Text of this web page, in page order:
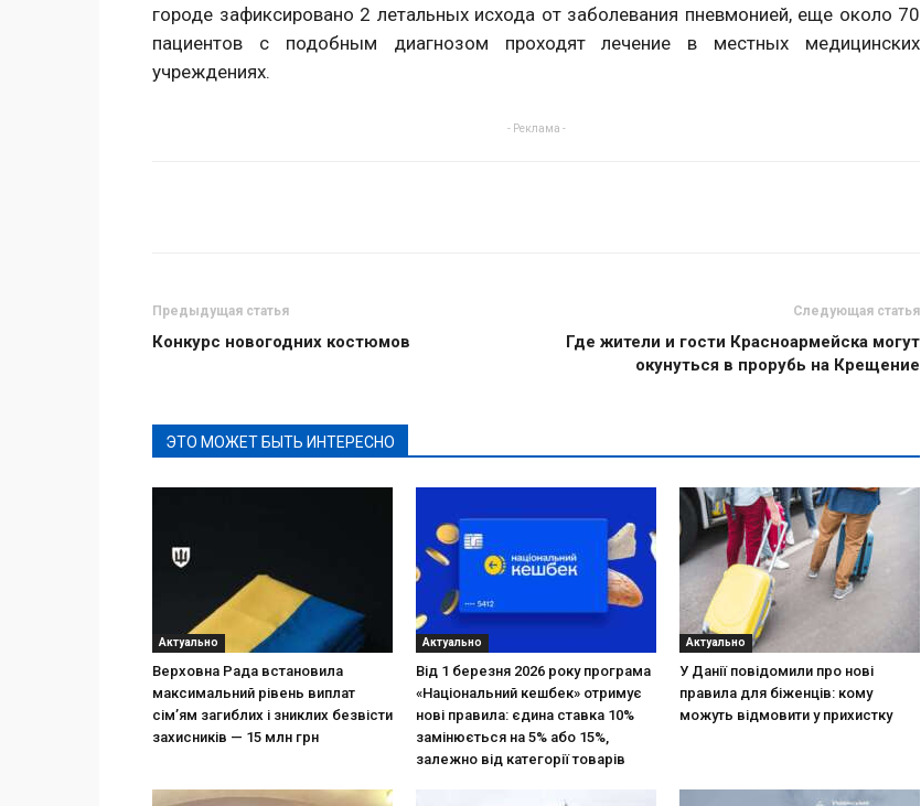
городе зафиксировано 2 летальных исхода от заболевания пневмонией, еще около 70
пациентов с подобным диагнозом проходят лечение в местных медицинских
учреждениях.
- Реклама -
Предыдущая статья
Конкурс новогодних костюмов
Следующая статья
Где жители и гости Красноармейска могут
окунуться в прорубь на Крещение
ЭТО МОЖЕТ БЫТЬ ИНТЕРЕСНО
Актуально
Верховна Рада встановила
максимальний рівень виплат
сім’ям загиблих і зниклих безвісти
захисників — 15 млн грн
Актуально
Від 1 березня 2026 року програма
«Національний кешбек» отримує
нові правила: єдина ставка 10%
замінюється на 5% або 15%,
залежно від категорії товарів
Актуально
У Данії повідомили про нові
правила для біженців: кому
можуть відмовити у прихистку